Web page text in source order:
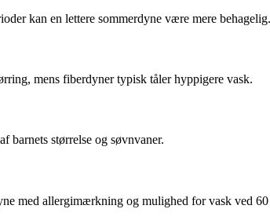
kan en lettere sommerdyne være mere behagelig.
mens fiberdyner typisk tåler hyppigere vask.
barnets størrelse og søvnvaner.
med allergimærkning og mulighed for vask ved 60